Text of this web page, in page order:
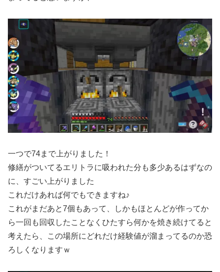
一つで74まで上がりました！
修繕がついてるエリトラに吸われた分も多少あるはずなの
に、すごい上がりました
これだけあれば何でもできますね♪
これがまだあと7個もあって、しかもほとんどが作ってか
ら一回も回収したことなくひたすら何かを焼き続けてると
考えたら、この場所にどれだけ経験値が溜まってるのか恐
ろしくなりますｗ